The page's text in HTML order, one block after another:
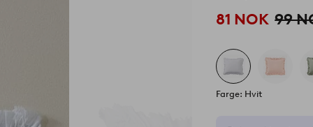
81 NOK 99
Farge: Hvit